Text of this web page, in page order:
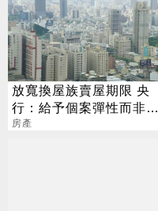
放寬換屋族賣屋期限 央
行：給予個案彈性而非鬆
綁管制
房產